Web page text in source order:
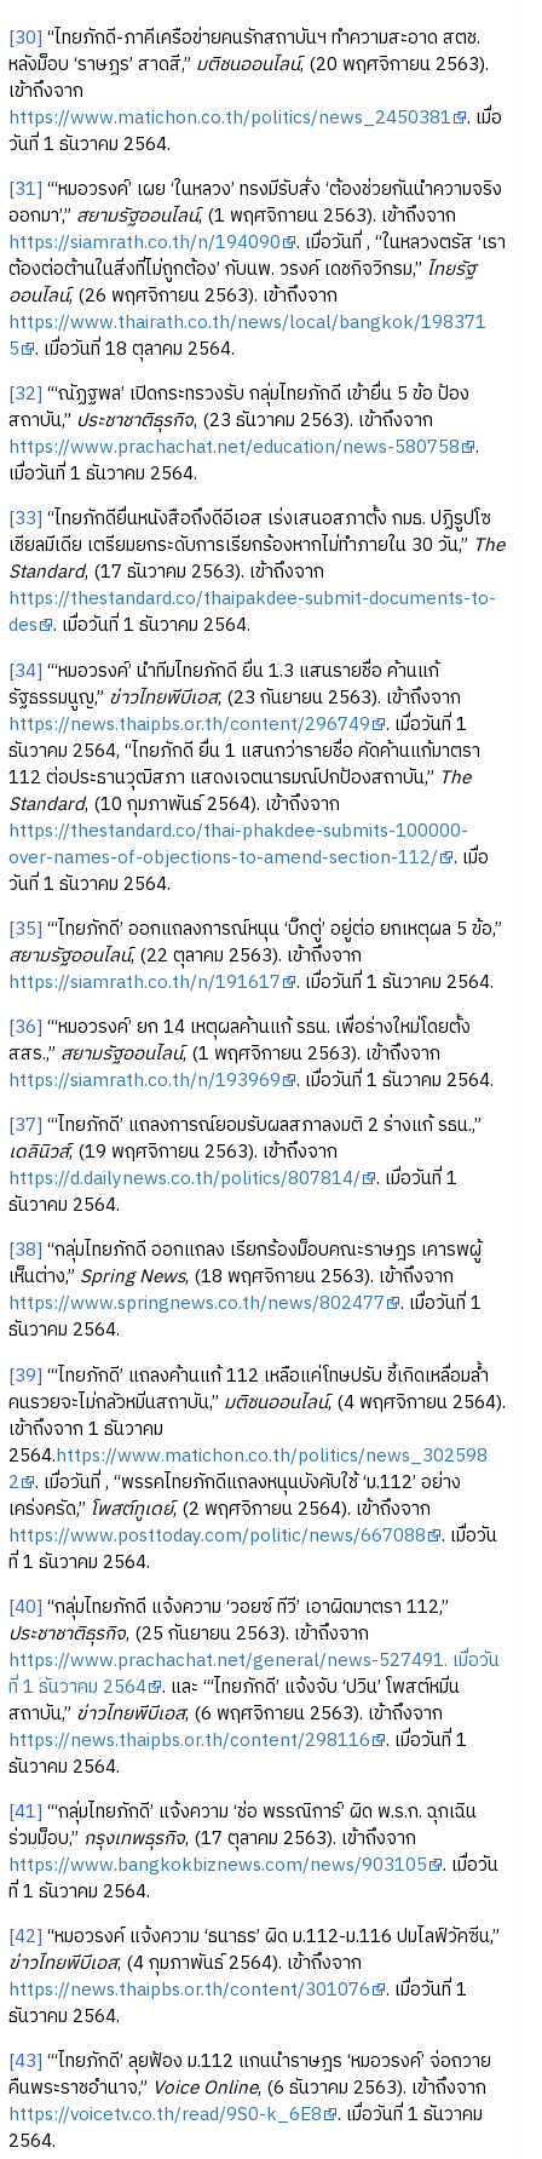
[30] “ไทยภักดี-ภาคีเครือข่ายคนรักสถาบันฯ ทำความสะอาด สตช.
หลังม็อบ ‘ราษฎร’ สาดสี,” มติชนออนไลน์, (20 พฤศจิกายน 2563).
เข้าถึงจาก
https://www.matichon.co.th/politics/news_2450381 . เมื่อ
วันที่ 1 ธันวาคม 2564.
[31] “‘หมอวรงค์’ เผย ‘ในหลวง’ ทรงมีรับสั่ง ‘ต้องช่วยกันนำความจริง
ออกมา’,” สยามรัฐออนไลน์, (1 พฤศจิกายน 2563). เข้าถึงจาก
https://siamrath.co.th/n/194090 . เมื่อวันที่ , “ในหลวงตรัส ‘เรา
ต้องต่อต้านในสิ่งที่ไม่ถูกต้อง’ กับนพ. วรงค์ เดชกิจวิกรม,” ไทยรัฐ
ออนไลน์, (26 พฤศจิกายน 2563). เข้าถึงจาก
https://www.thairath.co.th/news/local/bangkok/198371
5 . เมื่อวันที่ 18 ตุลาคม 2564.
[32] “‘ณัฏฐพล’ เปิดกระทรวงรับ กลุ่มไทยภักดี เข้ายื่น 5 ข้อ ป้อง
สถาบัน,” ประชาชาติธุรกิจ, (23 ธันวาคม 2563). เข้าถึงจาก
https://www.prachachat.net/education/news-580758 .
เมื่อวันที่ 1 ธันวาคม 2564.
[33] “ไทยภักดียื่นหนังสือถึงดีอีเอส เร่งเสนอสภาตั้ง กมธ. ปฏิรูปโซ
เชียลมีเดีย เตรียมยกระดับการเรียกร้องหากไม่ทำภายใน 30 วัน,” The
Standard, (17 ธันวาคม 2563). เข้าถึงจาก
https://thestandard.co/thaipakdee-submit-documents-to-
des . เมื่อวันที่ 1 ธันวาคม 2564.
[34] “‘หมอวรงค์’ นำทีมไทยภักดี ยื่น 1.3 แสนรายชื่อ ค้านแก้
รัฐธรรมนูญ,” ข่าวไทยพีบีเอส, (23 กันยายน 2563). เข้าถึงจาก
https://news.thaipbs.or.th/content/296749 . เมื่อวันที่ 1
ธันวาคม 2564, “ไทยภักดี ยื่น 1 แสนกว่ารายชื่อ คัดค้านแก้มาตรา
112 ต่อประธานวุฒิสภา แสดงเจตนารมณ์ปกป้องสถาบัน,” The
Standard, (10 กุมภาพันธ์ 2564). เข้าถึงจาก
https://thestandard.co/thai-phakdee-submits-100000-
over-names-of-objections-to-amend-section-112/ . เมื่อ
วันที่ 1 ธันวาคม 2564.
[35] “‘ไทยภักดี’ ออกแถลงการณ์หนุน ‘บิ๊กตู่’ อยู่ต่อ ยกเหตุผล 5 ข้อ,”
สยามรัฐออนไลน์, (22 ตุลาคม 2563). เข้าถึงจาก
https://siamrath.co.th/n/191617 . เมื่อวันที่ 1 ธันวาคม 2564.
[36] “‘หมอวรงค์’ ยก 14 เหตุผลค้านแก้ รธน. เพื่อร่างใหม่โดยตั้ง
สสร.,” สยามรัฐออนไลน์, (1 พฤศจิกายน 2563). เข้าถึงจาก
https://siamrath.co.th/n/193969 . เมื่อวันที่ 1 ธันวาคม 2564.
[37] “‘ไทยภักดี’ แถลงการณ์ยอมรับผลสภาลงมติ 2 ร่างแก้ รธน.,”
เดลินิวส์, (19 พฤศจิกายน 2563). เข้าถึงจาก
https://d.dailynews.co.th/politics/807814/ . เมื่อวันที่ 1
ธันวาคม 2564.
[38] “กลุ่มไทยภักดี ออกแถลง เรียกร้องม็อบคณะราษฎร เคารพผู้
เห็นต่าง,” Spring News, (18 พฤศจิกายน 2563). เข้าถึงจาก
https://www.springnews.co.th/news/802477 . เมื่อวันที่ 1
ธันวาคม 2564.
[39] “‘ไทยภักดี’ แถลงค้านแก้ 112 เหลือแค่โทษปรับ ชี้เกิดเหลื่อมล้ำ
คนรวยจะไม่กลัวหมิ่นสถาบัน,” มติชนออนไลน์, (4 พฤศจิกายน 2564).
เข้าถึงจาก 1 ธันวาคม
2564.https://www.matichon.co.th/politics/news_302598
2 . เมื่อวันที่ , “พรรคไทยภักดีแถลงหนุนบังคับใช้ ‘ม.112’ อย่าง
เคร่งครัด,” โพสต์ทูเดย์, (2 พฤศจิกายน 2564). เข้าถึงจาก
https://www.posttoday.com/politic/news/667088 . เมื่อวัน
ที่ 1 ธันวาคม 2564.
[40] “กลุ่มไทยภักดี แจ้งความ ‘วอยซ์ ทีวี’ เอาผิดมาตรา 112,”
ประชาชาติธุรกิจ, (25 กันยายน 2563). เข้าถึงจาก
https://www.prachachat.net/general/news-527491. เมื่อวัน
ที่ 1 ธันวาคม 2564 . และ “‘ไทยภักดี’ แจ้งจับ ‘ปวิน’ โพสต์หมิ่น
สถาบัน,” ข่าวไทยพีบีเอส, (6 พฤศจิกายน 2563). เข้าถึงจาก
https://news.thaipbs.or.th/content/298116 . เมื่อวันที่ 1
ธันวาคม 2564.
[41] “‘กลุ่มไทยภักดี’ แจ้งความ ‘ช่อ พรรณิการ์’ ผิด พ.ร.ก. ฉุกเฉิน
ร่วมม็อบ,” กรุงเทพธุรกิจ, (17 ตุลาคม 2563). เข้าถึงจาก
https://www.bangkokbiznews.com/news/903105 . เมื่อวัน
ที่ 1 ธันวาคม 2564.
[42] “หมอวรงค์ แจ้งความ ‘ธนาธร’ ผิด ม.112-ม.116 ปมไลฟ์วัคซีน,”
ข่าวไทยพีบีเอส, (4 กุมภาพันธ์ 2564). เข้าถึงจาก
https://news.thaipbs.or.th/content/301076 . เมื่อวันที่ 1
ธันวาคม 2564.
[43] “‘ไทยภักดี’ ลุยฟ้อง ม.112 แกนนำราษฎร ‘หมอวรงค์’ จ่อถวาย
คืนพระราชอำนาจ,” Voice Online, (6 ธันวาคม 2563). เข้าถึงจาก
https://voicetv.co.th/read/9S0-k_6E8 . เมื่อวันที่ 1 ธันวาคม
2564.